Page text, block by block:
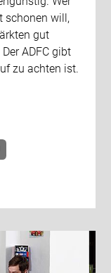
schonen will,
gut
ADFC gibt
zu achten ist.